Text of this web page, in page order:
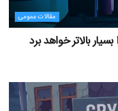
مقالات عمومی
بالاتر خواهد برد